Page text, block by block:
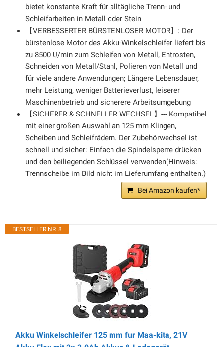
bietet konstante Kraft für alltägliche Trenn- und
Schleifarbeiten in Metall oder Stein
【VERBESSERTER BÜRSTENLOSER MOTOR】: Der
bürstenlose Motor des Akku-Winkelschleifer liefert bis
zu 8500 U/min zum Schleifen von Metall, Entrosten,
Schneiden von Metall/Stahl, Polieren von Metall und
für viele andere Anwendungen; Längere Lebensdauer,
mehr Leistung, weniger Batterieverlust, leiserer
Maschinenbetrieb und sicherere Arbeitsumgebung
【SICHERER & SCHNELLER WECHSEL】--- Kompatibel
mit einer großen Auswahl an 125 mm Klingen,
Scheiben und Schleifrädern. Der Zubehörwechsel ist
schnell und sicher: Einfach die Spindelsperre drücken
und den beiliegenden Schlüssel verwenden(Hinweis:
Trennscheibe im Bild nicht im Lieferumfang enthalten.)
Bei Amazon kaufen*
BESTSELLER NR. 8
Akku Winkelschleifer 125 mm fur Maa-kita, 21V